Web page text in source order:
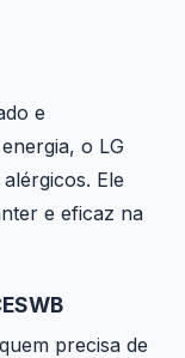
e
o LG
Ele
e eficaz na
precisa de